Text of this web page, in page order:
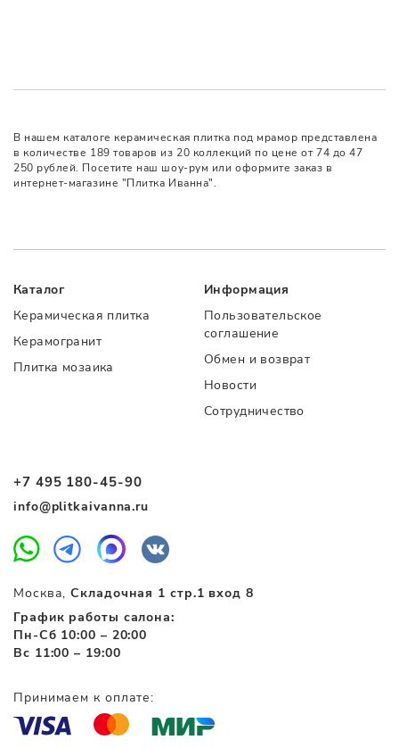
В нашем каталоге керамическая плитка под мрамор представлена
в количестве 189 товаров из 20 коллекций по цене от 74 до 47
250 рублей. Посетите наш шоу-рум или оформите заказ в
интернет-магазине "Плитка Иванна".
+7 495 180-45-90
info@plitkaivanna.ru
Москва,Складочная 1 стр.1 вход 8
График работы салона:
Пн-Сб 10:00 – 20:00
Вс 11:00 – 19:00
Каталог
Керамическая плитка
Керамогранит
Плитка мозаика
Информация
Пользовательское
соглашение
Обмен и возврат
Новости
Сотрудничество
Принимаем к оплате: